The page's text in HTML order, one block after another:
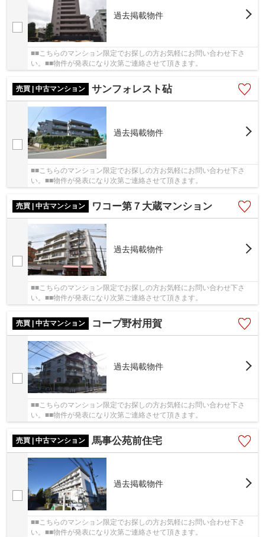
過去掲載物件
■■こちらのマンション限定でお探しの方お気軽にお問い合わせ下さ
い。■■物件が発表になり次第ご連絡させて頂きます。
売買 | 中古マンション サンフォレスト砧
過去掲載物件
■■こちらのマンション限定でお探しの方お気軽にお問い合わせ下さ
い。■■物件が発表になり次第ご連絡させて頂きます。
売買 | 中古マンション ワコー第７大蔵マンション
過去掲載物件
■■こちらのマンション限定でお探しの方お気軽にお問い合わせ下さ
い。■■物件が発表になり次第ご連絡させて頂きます。
売買 | 中古マンション コープ野村用賀
過去掲載物件
■■こちらのマンション限定でお探しの方お気軽にお問い合わせ下さ
い。■■物件が発表になり次第ご連絡させて頂きます。
売買 | 中古マンション 馬事公苑前住宅
過去掲載物件
■■こちらのマンション限定でお探しの方お気軽にお問い合わせ下さ
い。■■物件が発表になり次第ご連絡させて頂きます。